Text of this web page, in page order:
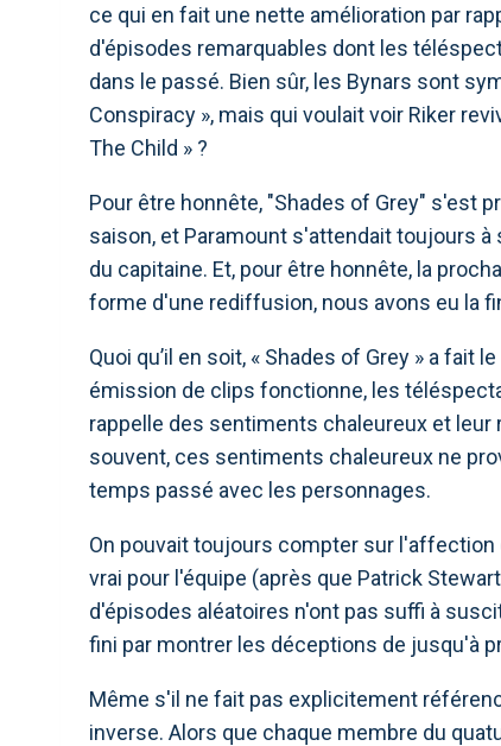
ce qui en fait une nette amélioration par
d'épisodes remarquables dont les
dans le passé. Bien sûr, les Bynars sont
Conspiracy », mais qui voulait voir Riker
The Child » ?
Pour être honnête, "Shades of Grey" s'est
saison, et Paramount s'attendait toujours
du capitaine. Et, pour être honnête, la
forme d'une rediffusion, nous avons eu la
Quoi qu’il en soit, « Shades of Grey » a fait
émission de clips fonctionne, les
rappelle des sentiments chaleureux et leur
souvent, ces sentiments chaleureux ne
temps passé avec les personnages.
On pouvait toujours compter sur
vrai pour l'équipe (après que Patrick
d'épisodes aléatoires n'ont pas suffi à
fini par montrer les déceptions de jusqu'à
Même s'il ne fait pas explicitement
inverse. Alors que chaque membre du